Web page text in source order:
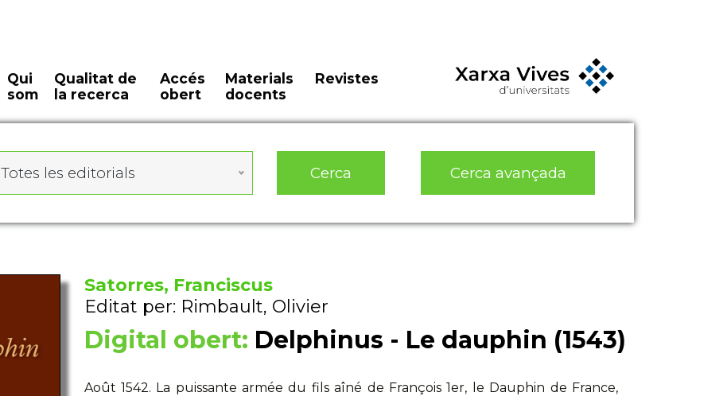
Qui
som
Qualitat de
la recerca
Accés
obert
Materials
docents
Revistes
Totes les editorials Cerca Cerca avançada
Satorres, Franciscus
Editat per: Rimbault, Olivier
Digital obert: Delphinus - Le dauphin (1543)
Août 1542. La puissante armée du fils aîné de François 1er, le Dauphin de France,